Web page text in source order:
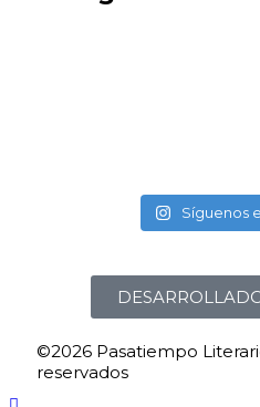
Síguenos
©2026 Pasatiempo
reservados